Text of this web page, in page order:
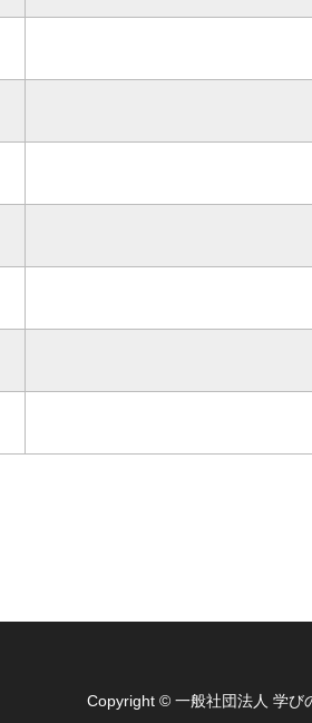
Copyright © 一般社団法人 学び